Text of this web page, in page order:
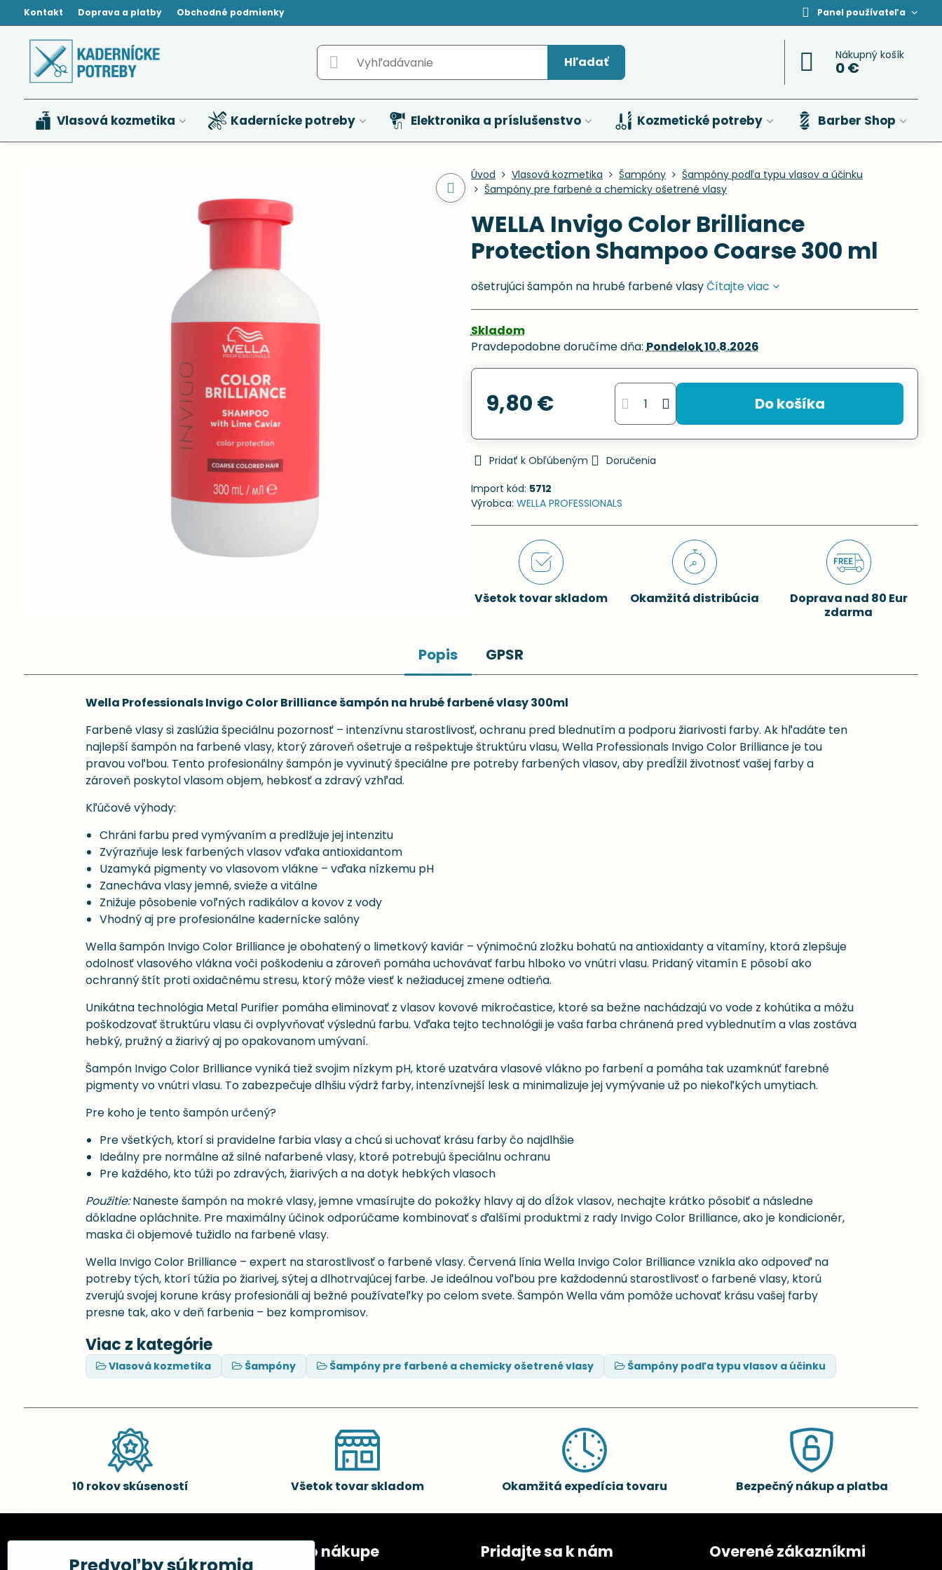
Kontakt Doprava a platby Obchodné podmienky Panel používateľa
Hľadať Nákupný košík
0 €
Vlasová kozmetika Kadernícke potreby Elektronika a príslušenstvo Kozmetické potreby Barber Shop
Úvod Vlasová kozmetika Šampóny
Šampóny podľa typu vlasov a účinku
Šampóny pre farbené a chemicky ošetrené vlasy
WELLA Invigo Color Brilliance
Protection Shampoo Coarse 300 ml
ošetrujúci šampón na hrubé farbené vlasyČítajte viac
Skladom
Pravdepodobne doručíme dňa:Pondelok10.8.2026
9,80 € Do košíka
Pridať k Obľúbeným
Doručenia
Import kód: 5712
Výrobca: WELLA PROFESSIONALS
Všetok tovar skladom Okamžitá distribúcia
Doprava nad 80 Eur
zdarma
Popis GPSR
Wella Professionals Invigo Color Brilliance šampón na hrubé farbené vlasy 300ml
Farbené vlasy si zaslúžia špeciálnu pozornosť – intenzívnu starostlivosť, ochranu pred blednutím a podporu žiarivosti farby. Ak hľadáte ten
najlepší šampón na farbené vlasy, ktorý zároveň ošetruje a rešpektuje štruktúru vlasu, Wella Professionals Invigo Color Brilliance je tou
pravou voľbou. Tento profesionálny šampón je vyvinutý špeciálne pre potreby farbených vlasov, aby predĺžil životnosť vašej farby a
zároveň poskytol vlasom objem, hebkosť a zdravý vzhľad.
Kľúčové výhody:
Chráni farbu pred vymývaním a predlžuje jej intenzitu
Zvýrazňuje lesk farbených vlasov vďaka antioxidantom
Uzamyká pigmenty vo vlasovom vlákne – vďaka nízkemu pH
Zanecháva vlasy jemné, svieže a vitálne
Znižuje pôsobenie voľných radikálov a kovov z vody
Vhodný aj pre profesionálne kadernícke salóny
Wella šampón Invigo Color Brilliance je obohatený o limetkový kaviár – výnimočnú zložku bohatú na antioxidanty a vitamíny, ktorá zlepšuje
odolnosť vlasového vlákna voči poškodeniu a zároveň pomáha uchovávať farbu hlboko vo vnútri vlasu. Pridaný vitamín E pôsobí ako
ochranný štít proti oxidačnému stresu, ktorý môže viesť k nežiaducej zmene odtieňa.
Unikátna technológia Metal Purifier pomáha eliminovať z vlasov kovové mikročastice, ktoré sa bežne nachádzajú vo vode z kohútika a môžu
poškodzovať štruktúru vlasu či ovplyvňovať výslednú farbu. Vďaka tejto technológii je vaša farba chránená pred vyblednutím a vlas zostáva
hebký, pružný a žiarivý aj po opakovanom umývaní.
Šampón Invigo Color Brilliance vyniká tiež svojim nízkym pH, ktoré uzatvára vlasové vlákno po farbení a pomáha tak uzamknúť farebné
pigmenty vo vnútri vlasu. To zabezpečuje dlhšiu výdrž farby, intenzívnejší lesk a minimalizuje jej vymývanie už po niekoľkých umytiach.
Pre koho je tento šampón určený?
Pre všetkých, ktorí si pravidelne farbia vlasy a chcú si uchovať krásu farby čo najdlhšie
Ideálny pre normálne až silné nafarbené vlasy, ktoré potrebujú špeciálnu ochranu
Pre každého, kto túži po zdravých, žiarivých a na dotyk hebkých vlasoch
Použitie:Naneste šampón na mokré vlasy, jemne vmasírujte do pokožky hlavy aj do dĺžok vlasov, nechajte krátko pôsobiť a následne
dôkladne opláchnite. Pre maximálny účinok odporúčame kombinovať s ďalšími produktmi z rady Invigo Color Brilliance, ako je kondicionér,
maska či objemové tužidlo na farbené vlasy.
Wella Invigo Color Brilliance – expert na starostlivosť o farbené vlasy. Červená línia Wella Invigo Color Brilliance vznikla ako odpoveď na
potreby tých, ktorí túžia po žiarivej, sýtej a dlhotrvajúcej farbe. Je ideálnou voľbou pre každodennú starostlivosť o farbené vlasy, ktorú
zverujú svojej korune krásy profesionáli aj bežné používateľky po celom svete. Šampón Wella vám pomôže uchovať krásu vašej farby
presne tak, ako v deň farbenia – bez kompromisov.
Viac z kategórie
Vlasová kozmetika Šampóny Šampóny pre farbené a chemicky ošetrené vlasy Šampóny podľa typu vlasov a účinku
10 rokov skúseností Všetok tovar skladom Okamžitá expedícia tovaru Bezpečný nákup a platba
Kadernícke potreby, s.r.o. Všetko o nákupe Pridajte sa k nám Overené zákazníkmi